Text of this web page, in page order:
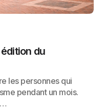
du
les personnes qui
pendant un mois.